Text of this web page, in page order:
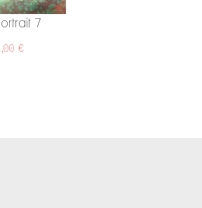
7
€